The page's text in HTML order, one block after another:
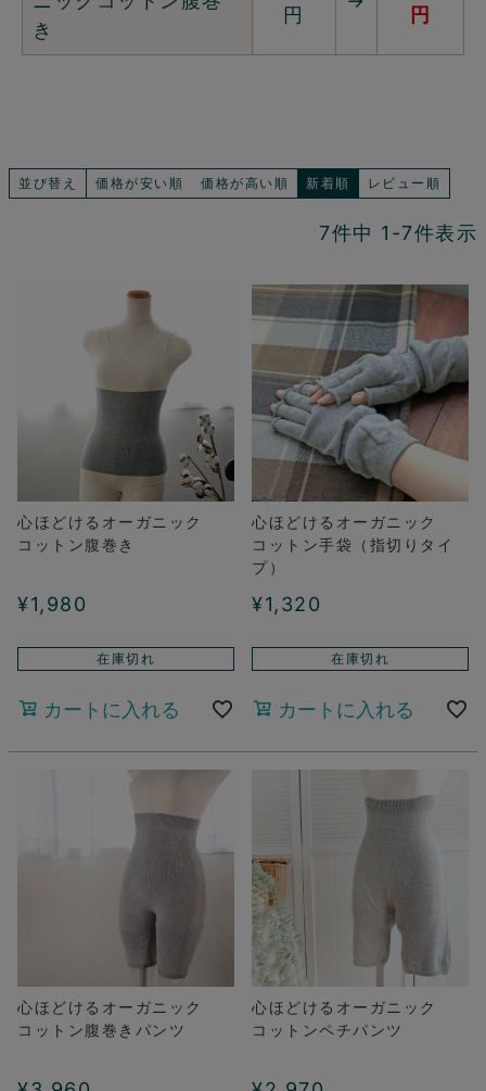
き
円
円
並び替え 価格が安い順 価格が高い順 新着順 レビュー順
7件中 1 -7件表示
心ほどけるオーガニック
コットン腹巻き
¥1,980
在庫切れ
カートに入れる
心ほどけるオーガニック
コットン手袋（指切りタイ
プ）
¥1,320
在庫切れ
カートに入れる
心ほどけるオーガニック
コットン腹巻きパンツ
心ほどけるオーガニック
コットンペチパンツ